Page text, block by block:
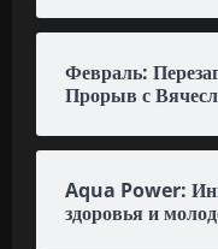
Февраль:
Прорыв с
Aqua Power:
здоровья и